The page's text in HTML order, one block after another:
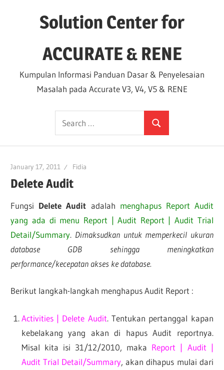
Solution Center for
ACCURATE & RENE
Kumpulan Informasi Panduan Dasar & Penyelesaian
Masalah pada Accurate V3, V4, V5 & RENE
Search
for:
Search
January 17, 2011 Fidia
Delete Audit
Fungsi Delete Audit adalah menghapus Report Audit
yang ada di menu Report | Audit Report | Audit Trial
Detail/Summary. Dimaksudkan untuk memperkecil ukuran
database GDB sehingga meningkatkan
performance/kecepatan akses ke database.
Berikut langkah-langkah menghapus Audit Report :
Activities | Delete Audit. Tentukan pertanggal kapan
kebelakang yang akan di hapus Audit reportnya.
Misal kita isi 31/12/2010, maka Report | Audit |
Audit Trial Detail/Summary, akan dihapus mulai dari